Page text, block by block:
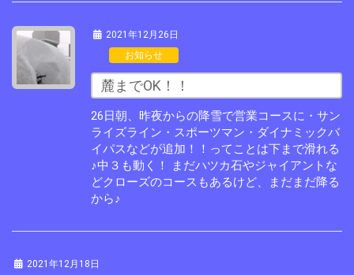
2021年12月26日
お知らせ
麓までOK！！
26日朝、昨夜からの降雪で営業コースに・サン
ライズライン・スポーツマン・ダイナミックバ
イパスなどが追加！！ってことは下まで滑れる
♪中３も動く！ まだハツカ石やジャイアントな
どクローズのコースもあるけど、まだまだ降る
から♪
2021年12月18日